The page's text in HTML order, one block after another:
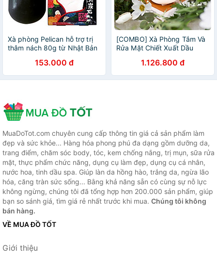
Xà phòng Pelican hỗ trợ trị
thâm nách 80g từ Nhật Bản
153.000 đ
[COMBO] Xà Phòng Tắm Và
Rửa Mặt Chiết Xuất Dầu
Ẩm Hevony Horse Oil Soap
1.126.800 đ
MuaDoTot.com chuyên cung cấp thông tin giá cả sản phẩm làm
đẹp và sức khỏe... Hàng hóa phong phú đa dạng gồm dưỡng da,
trang điểm, chăm sóc body, tóc, kem chống nắng, trị mụn, sữa rửa
mặt, thực phẩm chức năng, dụng cụ làm đẹp, dụng cụ cá nhân,
nước hoa, tinh dầu spa. Giúp làn da hồng hào, trắng da, ngừa lão
hóa, căng tràn sức sống... Bằng khả năng sẵn có cùng sự nỗ lực
không ngừng, chúng tôi đã tổng hợp hơn 200.000 sản phẩm, giúp
bạn so sánh giá, tìm giá rẻ nhất trước khi mua. Chúng tôi không
bán hàng.
VỀ MUA ĐỒ TỐT
Giới thiệu